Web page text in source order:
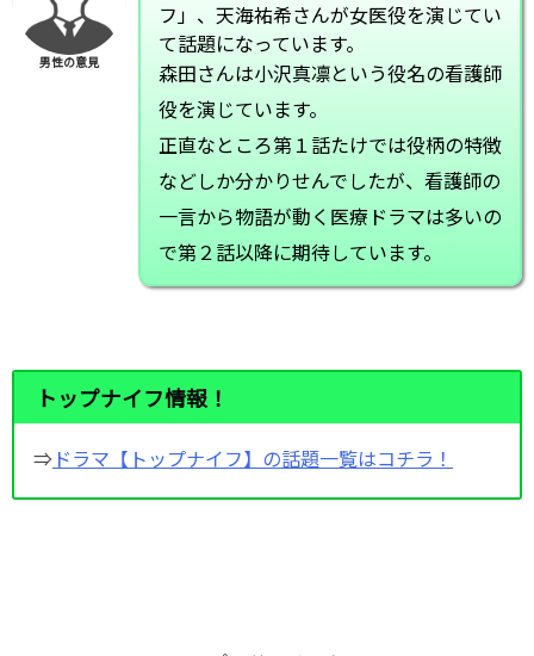
男性の意見
フ」、天海祐希さんが女医役を演じてい
て話題になっています。
森田さんは小沢真凛という役名の看護師
役を演じています。
正直なところ第１話たけでは役柄の特徴
などしか分かりせんでしたが、看護師の
一言から物語が動く医療ドラマは多いの
で第２話以降に期待しています。
トップナイフ情報！
⇒ ドラマ【トップナイフ】の話題一覧はコチラ！